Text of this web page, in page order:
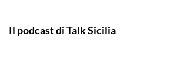
Il podcast di Talk Sicilia